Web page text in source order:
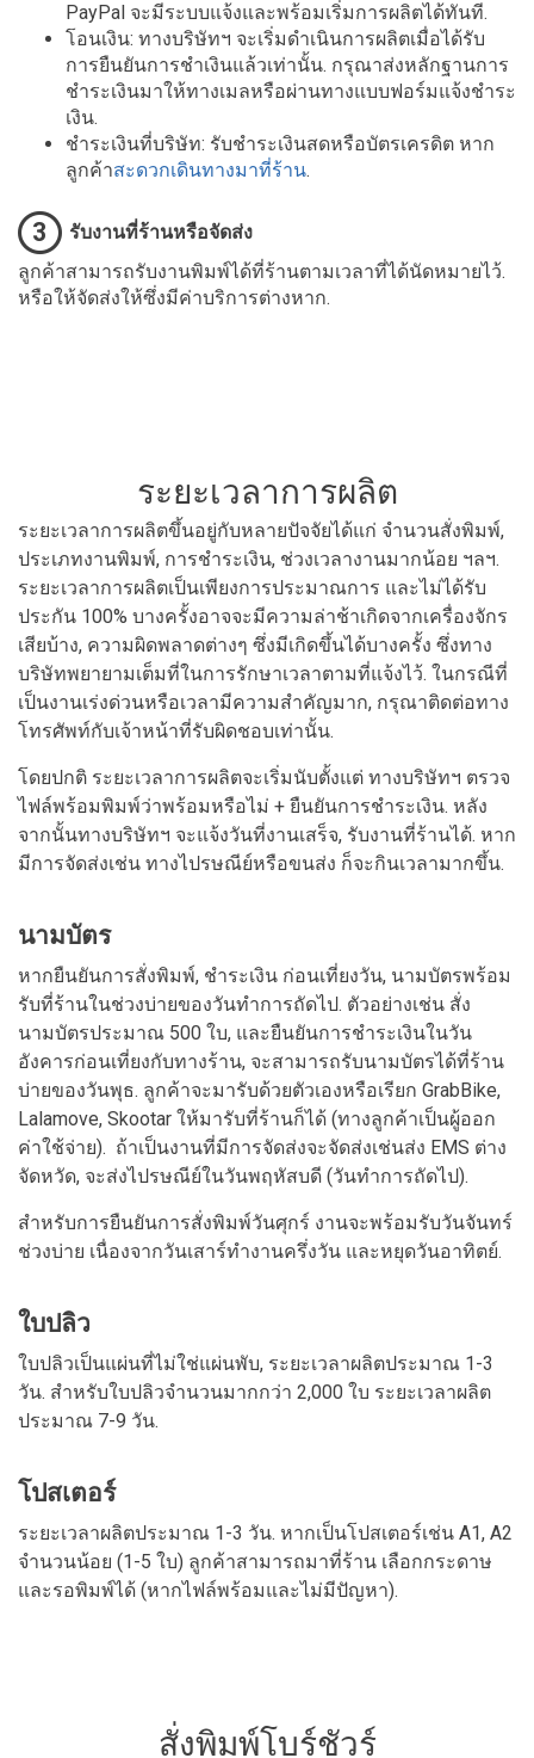
PayPal จะมีระบบแจ้งและพร้อมเริ่มการผลิตได้ทันที.
โอนเงิน: ทางบริษัทฯ จะเริ่มดำเนินการผลิตเมื่อได้รับ
การยืนยันการชำเงินแล้วเท่านั้น. กรุณาส่งหลักฐานการ
ชำระเงินมาให้ทางเมลหรือผ่านทางแบบฟอร์มแจ้งชำระ
เงิน.
ชำระเงินที่บริษัท: รับชำระเงินสดหรือบัตรเครดิต หาก
ลูกค้าสะดวกเดินทางมาที่ร้าน.
3
รับงานที่ร้านหรือจัดส่ง
ลูกค้าสามารถรับงานพิมพ์ได้ที่ร้านตามเวลาที่ได้นัดหมายไว้.
หรือให้จัดส่งให้ซึ่งมีค่าบริการต่างหาก.
ระยะเวลาการผลิต
ระยะเวลาการผลิตขึ้นอยู่กับหลายปัจจัยได้แก่ จำนวนสั่งพิมพ์,
ประเภทงานพิมพ์, การชำระเงิน, ช่วงเวลางานมากน้อย ฯลฯ.
ระยะเวลาการผลิตเป็นเพียงการประมาณการ และไม่ได้รับ
ประกัน 100% บางครั้งอาจจะมีความล่าช้าเกิดจากเครื่องจักร
เสียบ้าง, ความผิดพลาดต่างๆ ซึ่งมีเกิดขึ้นได้บางครั้ง ซึ่งทาง
บริษัทพยายามเต็มที่ในการรักษาเวลาตามที่แจ้งไว้. ในกรณีที่
เป็นงานเร่งด่วนหรือเวลามีความสำคัญมาก, กรุณาติดต่อทาง
โทรศัพท์กับเจ้าหน้าที่รับผิดชอบเท่านั้น.
โดยปกติ ระยะเวลาการผลิตจะเริ่มนับตั้งแต่ ทางบริษัทฯ ตรวจ
ไฟล์พร้อมพิมพ์ว่าพร้อมหรือไม่ + ยืนยันการชำระเงิน. หลัง
จากนั้นทางบริษัทฯ จะแจ้งวันที่งานเสร็จ, รับงานที่ร้านได้. หาก
มีการจัดส่งเช่น ทางไปรษณีย์หรือขนส่ง ก็จะกินเวลามากขึ้น.
นามบัตร
หากยืนยันการสั่งพิมพ์, ชำระเงิน ก่อนเที่ยงวัน, นามบัตรพร้อม
รับที่ร้านในช่วงบ่ายของวันทำการถัดไป. ตัวอย่างเช่น สั่ง
นามบัตรประมาณ 500 ใบ, และยืนยันการชำระเงินในวัน
อังคารก่อนเที่ยงกับทางร้าน, จะสามารถรับนามบัตรได้ที่ร้าน
บ่ายของวันพุธ. ลูกค้าจะมารับด้วยตัวเองหรือเรียก GrabBike,
Lalamove, Skootar ให้มารับที่ร้านก็ได้ (ทางลูกค้าเป็นผู้ออก
ค่าใช้จ่าย). ถ้าเป็นงานที่มีการจัดส่งจะจัดส่งเช่นส่ง EMS ต่าง
จัดหวัด, จะส่งไปรษณีย์ในวันพฤหัสบดี (วันทำการถัดไป).
สำหรับการยืนยันการสั่งพิมพ์วันศุกร์ งานจะพร้อมรับวันจันทร์
ช่วงบ่าย เนื่องจากวันเสาร์ทำงานครึ่งวัน และหยุดวันอาทิตย์.
ใบปลิว
ใบปลิวเป็นแผ่นที่ไม่ใช่แผ่นพับ, ระยะเวลาผลิตประมาณ 1-3
วัน. สำหรับใบปลิวจำนวนมากกว่า 2,000 ใบ ระยะเวลาผลิต
ประมาณ 7-9 วัน.
โปสเตอร์
ระยะเวลาผลิตประมาณ 1-3 วัน. หากเป็นโปสเตอร์เช่น A1, A2
จำนวนน้อย (1-5 ใบ) ลูกค้าสามารถมาที่ร้าน เลือกกระดาษ
และรอพิมพ์ได้ (หากไฟล์พร้อมและไม่มีปัญหา).
สั่งพิมพ์โบร์ชัวร์